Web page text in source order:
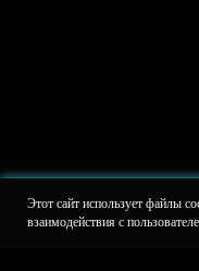
Этот сайт использует файлы
взаимодействия с